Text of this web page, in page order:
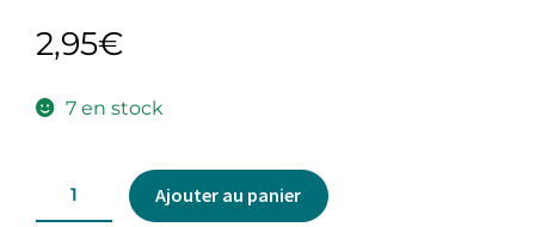
2,95€
7 en stock
Ajouter au panier